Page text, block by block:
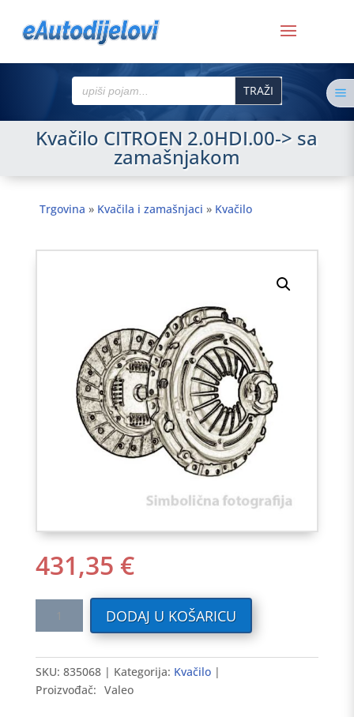
Search
for:
Kvačilo CITROEN 2.0HDI.00-> sa
zamašnjakom
Trgovina » Kvačila i zamašnjaci » Kvačilo
431,35 €
>
sa
zamašnjakom
DODAJ U KOŠARICU
SKU: 835068 Kategorija: Kvačilo
Proizvođač: Valeo
a